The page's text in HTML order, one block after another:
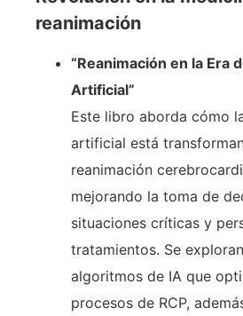
reanimación
“Reanimación en la Era
Artificial”
Este libro aborda cómo
artificial está
reanimación
mejorando la toma de
situaciones críticas y
tratamientos. Se
algoritmos de IA que
procesos de RCP,